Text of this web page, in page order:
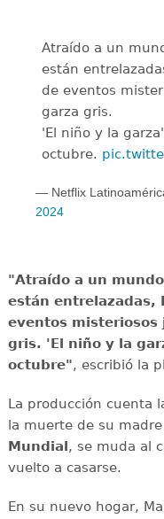
Atraído a un
están
de eventos
garza gris.
'El niño y la
octubre.
— Netflix
2024
"Atraído a un
están entrelazadas,
eventos misteriosos
gris. 'El niño y la
octubre", escribió la
La producción cuenta
la muerte de su
Mundial, se muda al
vuelto a casarse.
En su nuevo hogar,